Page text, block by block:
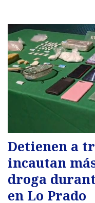
Detienen a
incautan
droga
en Lo Prado